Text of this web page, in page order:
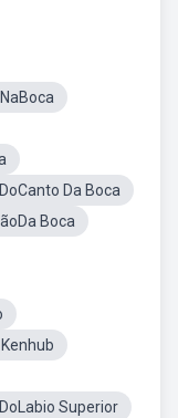
Da Boca
Boca
Superior